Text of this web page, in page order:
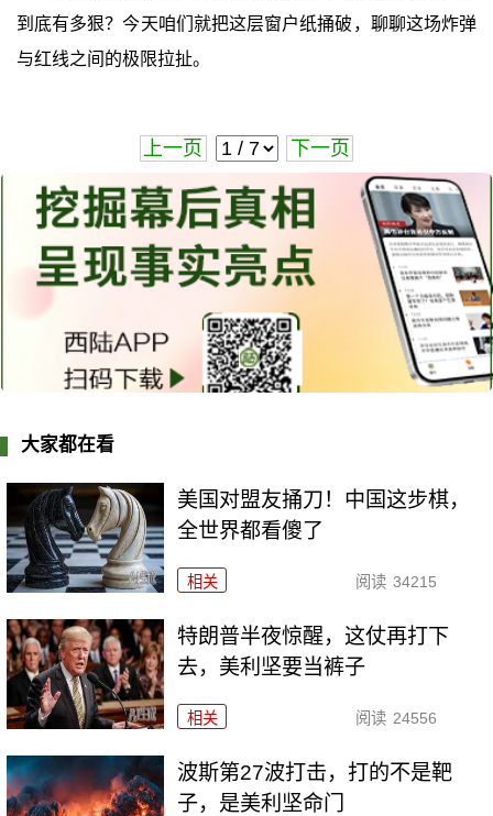
到底有多狠？今天咱们就把这层窗户纸捅破，聊聊这场炸弹
与红线之间的极限拉扯。
上一页 下一页
大家都在看
美国对盟友捅刀！中国这步棋，
全世界都看傻了
相关 阅读 34215
特朗普半夜惊醒，这仗再打下
去，美利坚要当裤子
相关 阅读 24556
波斯第27波打击，打的不是靶
子，是美利坚命门